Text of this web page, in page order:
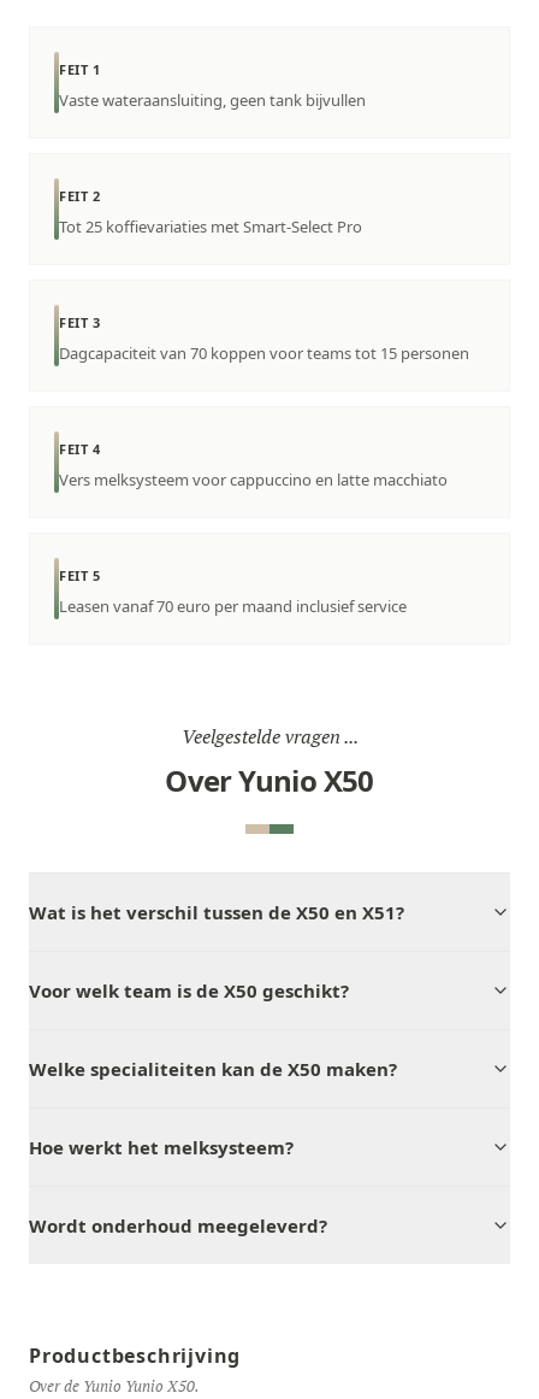
FEIT 1
Vaste wateraansluiting, geen tank bijvullen
FEIT 2
Tot 25 koffievariaties met Smart-Select Pro
FEIT 3
Dagcapaciteit van 70 koppen voor teams tot 15 personen
FEIT 4
Vers melksysteem voor cappuccino en latte macchiato
FEIT 5
Leasen vanaf 70 euro per maand inclusief service
Veelgestelde vragen ...
Over Yunio X50
Wat is het verschil tussen de X50 en X51?
Voor welk team is de X50 geschikt?
Welke specialiteiten kan de X50 maken?
Hoe werkt het melksysteem?
Wordt onderhoud meegeleverd?
Productbeschrijving
Over de Yunio Yunio X50.